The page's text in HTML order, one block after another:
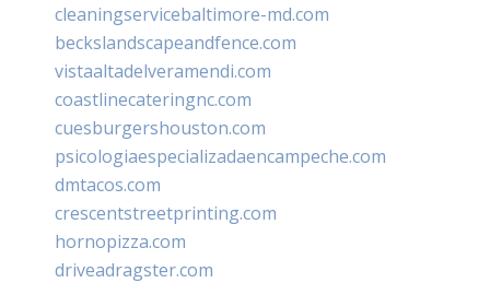
cleaningservicebaltimore-md.com
beckslandscapeandfence.com
vistaaltadelveramendi.com
coastlinecateringnc.com
cuesburgershouston.com
psicologiaespecializadaencampeche.com
dmtacos.com
crescentstreetprinting.com
hornopizza.com
driveadragster.com